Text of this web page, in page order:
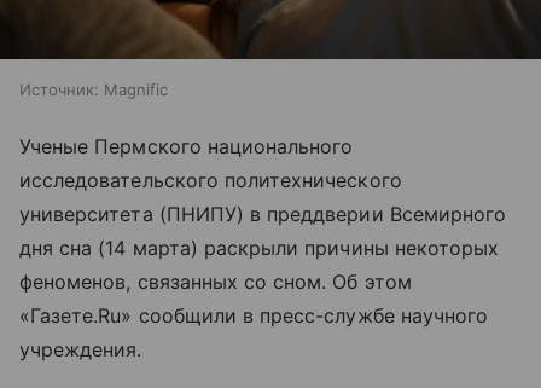
Источник: Magnific
Ученые Пермского национального
исследовательского политехнического
университета (ПНИПУ) в преддверии Всемирного
дня сна (14 марта) раскрыли причины некоторых
феноменов, связанных со сном. Об этом
«Газете.Ru» сообщили в пресс-службе научного
учреждения.